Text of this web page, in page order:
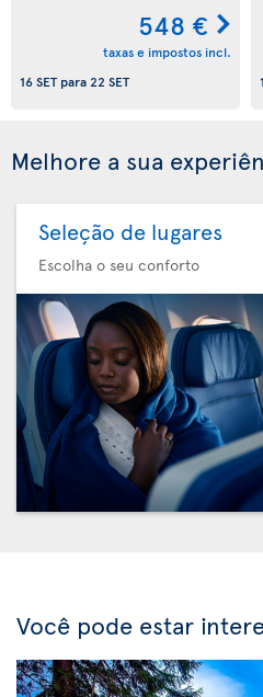
548 €
taxas e impostos incl.
16 SETpara22 SET
Melhore a sua
Seleção de lugares
Escolha o seu conforto
Você pode estar